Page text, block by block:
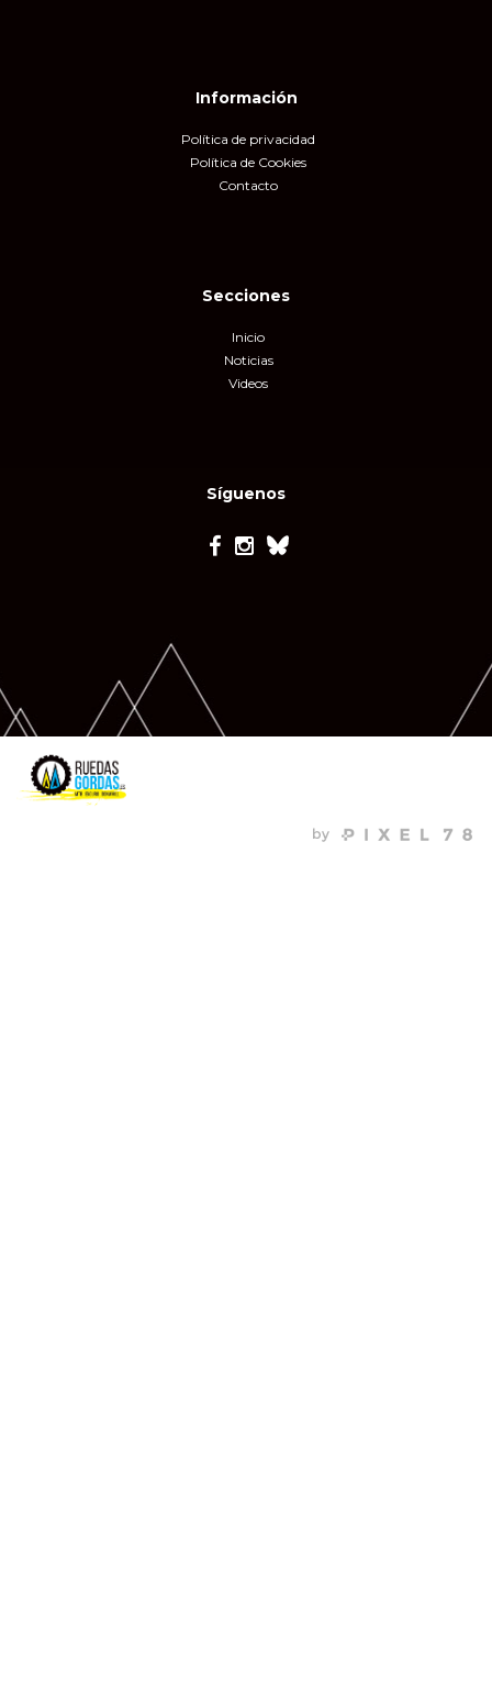
Información
Política de privacidad
Política de Cookies
Contacto
Síguenos
Secciones
Inicio
Noticias
Videos